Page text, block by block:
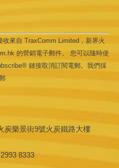
來自 TraxComm Limited，新界火
的營銷電子郵件。 您可以隨時使
鏈接取消訂閱電郵。我們採
炭樂景街9號火炭鐵路大樓
8333